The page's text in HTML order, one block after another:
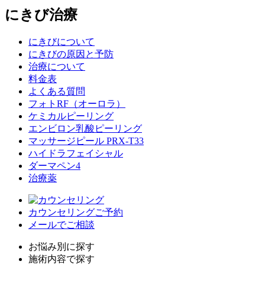
にきび治療
にきびについて
にきびの原因と予防
治療について
料金表
よくある質問
フォトRF（オーロラ）
ケミカルピーリング
エンビロン乳酸ピーリング
マッサージピール PRX-T33
ハイドラフェイシャル
ダーマペン4
治療薬
カウンセリングご予約
メールでご相談
お悩み別に探す
施術内容で探す